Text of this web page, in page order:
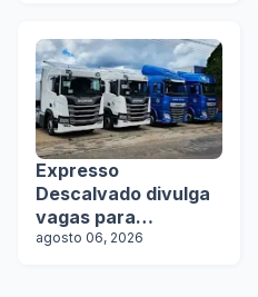
Expresso
Descalvado divulga
vagas para
motoristas
agosto 06, 2026